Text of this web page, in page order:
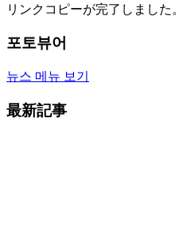
リンクコピーが完了しました。
포토뷰어
뉴스 메뉴 보기
最新記事